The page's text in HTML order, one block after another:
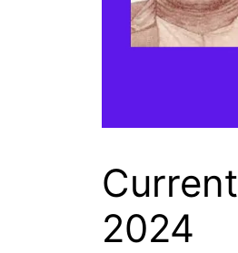
2024